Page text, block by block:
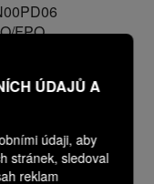
ÚDAJŮ A
údaji, aby
stránek, sledoval
reklam
FPO
BÍLÁ
střechy